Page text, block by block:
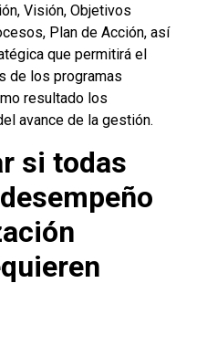
Visión, Objetivos
Plan de Acción, así
que permitirá el
de los programas
resultado los
avance de la gestión.
si todas